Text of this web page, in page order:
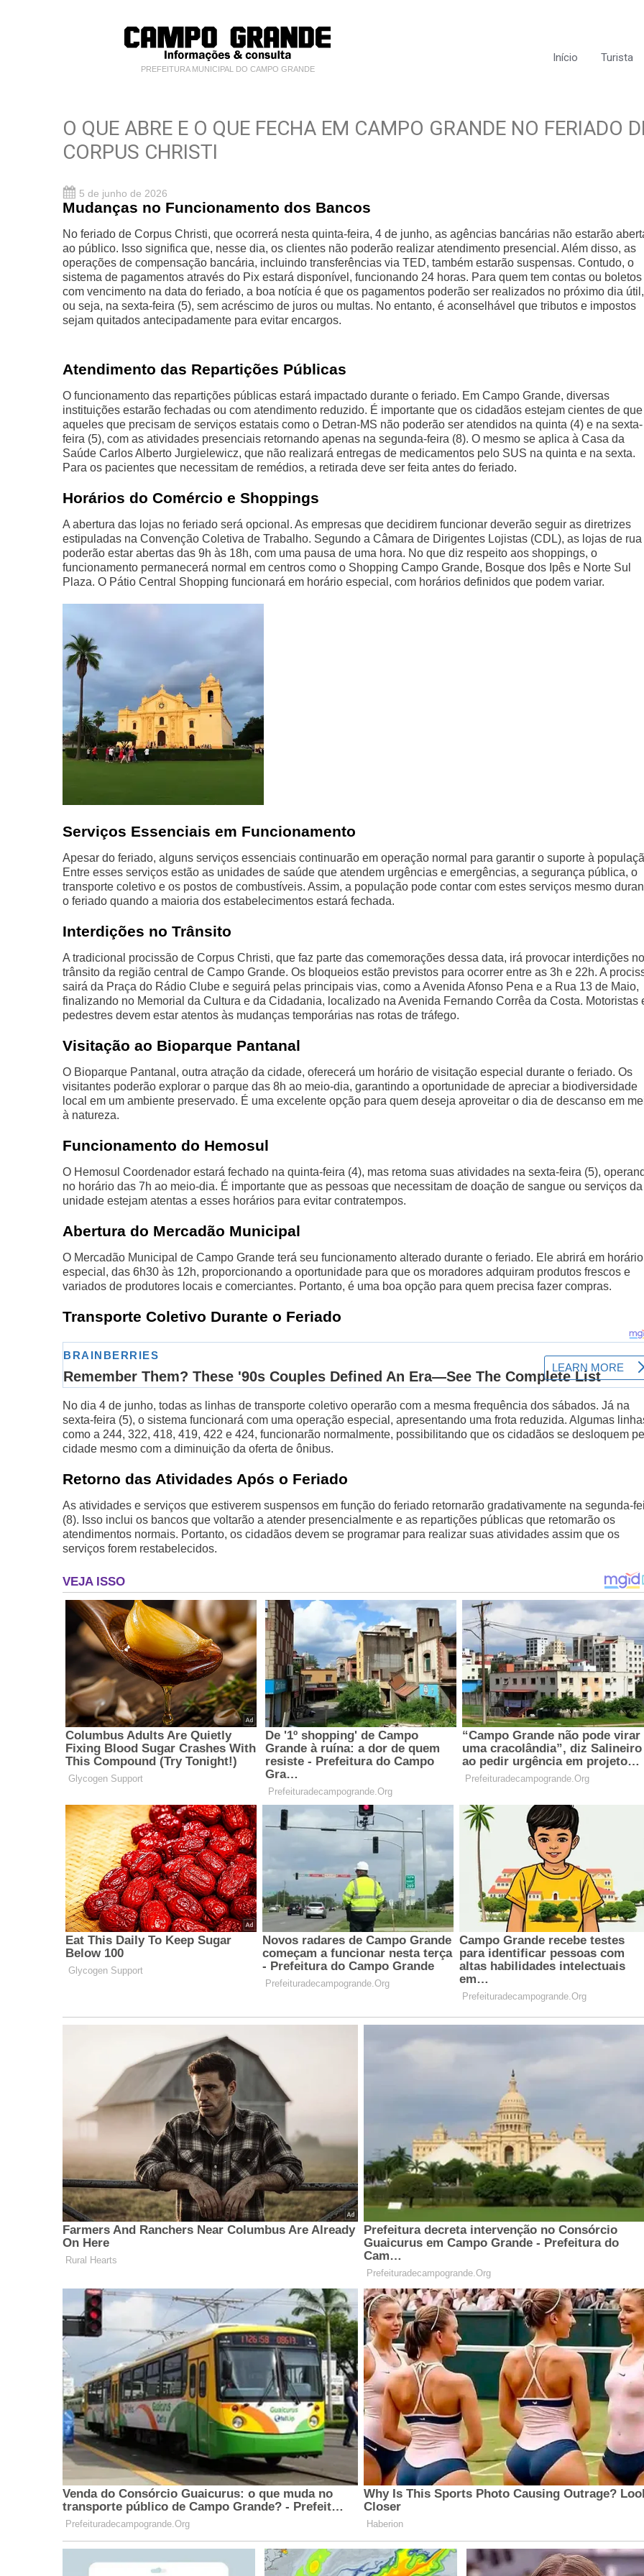
PREFEITURA MUNICIPAL DO CAMPO GRANDE
Início Turista
O QUE ABRE E O QUE FECHA EM CAMPO GRANDE NO FERIADO
CORPUS CHRISTI
5 de junho de 2026
Mudanças no Funcionamento dos Bancos
No feriado de Corpus Christi, que ocorrerá nesta quinta-feira, 4 de junho, as agências bancárias não estarão
ao público. Isso significa que, nesse dia, os clientes não poderão realizar atendimento presencial. Além disso, as
operações de compensação bancária, incluindo transferências via TED, também estarão suspensas. Contudo, o
sistema de pagamentos através do Pix estará disponível, funcionando 24 horas. Para quem tem contas ou boletos
com vencimento na data do feriado, a boa notícia é que os pagamentos poderão ser realizados no próximo dia útil,
ou seja, na sexta-feira (5), sem acréscimo de juros ou multas. No entanto, é aconselhável que tributos e impostos
sejam quitados antecipadamente para evitar encargos.
Atendimento das Repartições Públicas
O funcionamento das repartições públicas estará impactado durante o feriado. Em Campo Grande, diversas
instituições estarão fechadas ou com atendimento reduzido. É importante que os cidadãos estejam cientes de que
aqueles que precisam de serviços estatais como o Detran-MS não poderão ser atendidos na quinta (4) e na sexta-
feira (5), com as atividades presenciais retornando apenas na segunda-feira (8). O mesmo se aplica à Casa da
Saúde Carlos Alberto Jurgielewicz, que não realizará entregas de medicamentos pelo SUS na quinta e na sexta.
Para os pacientes que necessitam de remédios, a retirada deve ser feita antes do feriado.
Horários do Comércio e Shoppings
A abertura das lojas no feriado será opcional. As empresas que decidirem funcionar deverão seguir as diretrizes
estipuladas na Convenção Coletiva de Trabalho. Segundo a Câmara de Dirigentes Lojistas (CDL), as lojas de rua
poderão estar abertas das 9h às 18h, com uma pausa de uma hora. No que diz respeito aos shoppings, o
funcionamento permanecerá normal em centros como o Shopping Campo Grande, Bosque dos Ipês e Norte Sul
Plaza. O Pátio Central Shopping funcionará em horário especial, com horários definidos que podem variar.
Serviços Essenciais em Funcionamento
Apesar do feriado, alguns serviços essenciais continuarão em operação normal para garantir o suporte à
Entre esses serviços estão as unidades de saúde que atendem urgências e emergências, a segurança pública, o
transporte coletivo e os postos de combustíveis. Assim, a população pode contar com estes serviços mesmo
o feriado quando a maioria dos estabelecimentos estará fechada.
Interdições no Trânsito
A tradicional procissão de Corpus Christi, que faz parte das comemorações dessa data, irá provocar interdições no
trânsito da região central de Campo Grande. Os bloqueios estão previstos para ocorrer entre as 3h e 22h. A
sairá da Praça do Rádio Clube e seguirá pelas principais vias, como a Avenida Afonso Pena e a Rua 13 de Maio,
finalizando no Memorial da Cultura e da Cidadania, localizado na Avenida Fernando Corrêa da Costa. Motoristas
pedestres devem estar atentos às mudanças temporárias nas rotas de tráfego.
Visitação ao Bioparque Pantanal
O Bioparque Pantanal, outra atração da cidade, oferecerá um horário de visitação especial durante o feriado. Os
visitantes poderão explorar o parque das 8h ao meio-dia, garantindo a oportunidade de apreciar a biodiversidade
local em um ambiente preservado. É uma excelente opção para quem deseja aproveitar o dia de descanso em
à natureza.
Funcionamento do Hemosul
O Hemosul Coordenador estará fechado na quinta-feira (4), mas retoma suas atividades na sexta-feira (5),
no horário das 7h ao meio-dia. É importante que as pessoas que necessitam de doação de sangue ou serviços da
unidade estejam atentas a esses horários para evitar contratempos.
Abertura do Mercadão Municipal
O Mercadão Municipal de Campo Grande terá seu funcionamento alterado durante o feriado. Ele abrirá em horário
especial, das 6h30 às 12h, proporcionando a oportunidade para que os moradores adquiram produtos frescos e
variados de produtores locais e comerciantes. Portanto, é uma boa opção para quem precisa fazer compras.
Transporte Coletivo Durante o Feriado
No dia 4 de junho, todas as linhas de transporte coletivo operarão com a mesma frequência dos sábados. Já na
sexta-feira (5), o sistema funcionará com uma operação especial, apresentando uma frota reduzida. Algumas
como a 244, 322, 418, 419, 422 e 424, funcionarão normalmente, possibilitando que os cidadãos se desloquem
cidade mesmo com a diminuição da oferta de ônibus.
Retorno das Atividades Após o Feriado
As atividades e serviços que estiverem suspensos em função do feriado retornarão gradativamente na segunda-
(8). Isso inclui os bancos que voltarão a atender presencialmente e as repartições públicas que retomarão os
atendimentos normais. Portanto, os cidadãos devem se programar para realizar suas atividades assim que os
serviços forem restabelecidos.